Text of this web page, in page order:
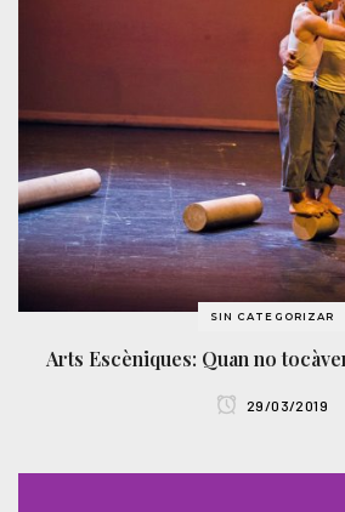
SIN CATEGORIZAR
Arts Escèniques: Quan no
29/03/2019